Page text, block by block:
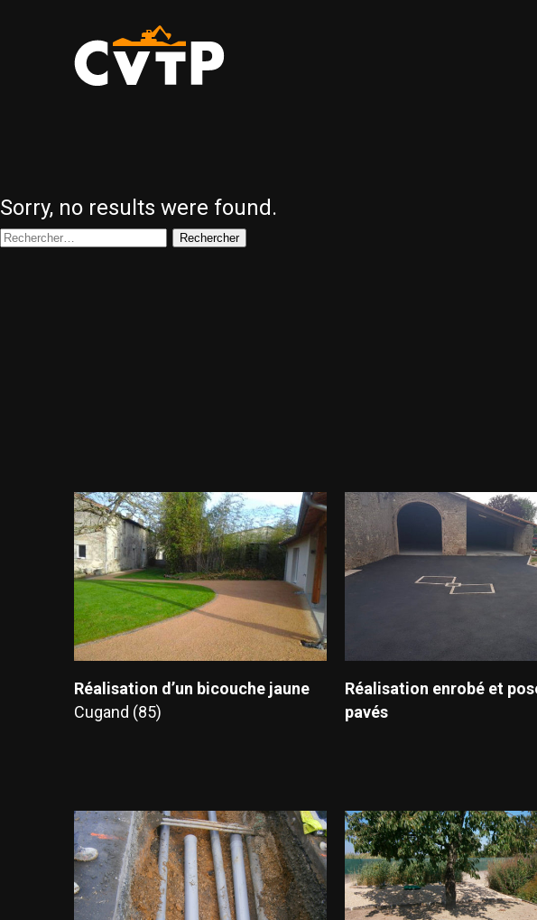
Sorry, no results were found.
Rechercher :
Réalisation d’un bicouche jaune
Cugand (85)
Réalisation enrobé et
pavés